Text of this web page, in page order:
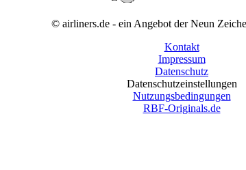
© airliners.de - ein Angebot der Neun
Kontakt
Impressum
Datenschutz
Datenschutzeinstellungen
Nutzungsbedingungen
RBF-Originals.de